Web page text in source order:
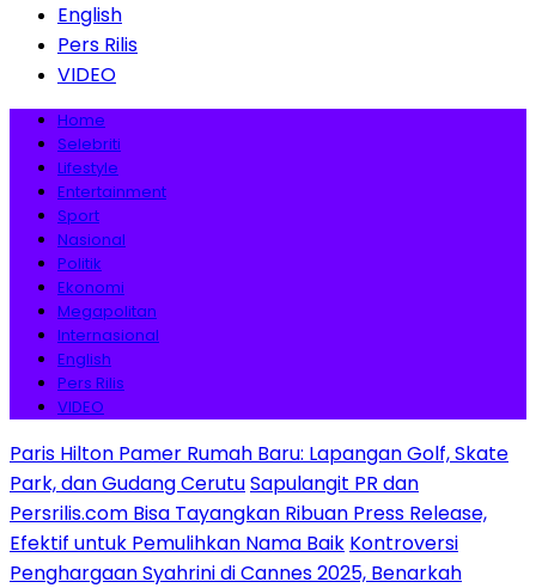
English
Pers Rilis
VIDEO
Home
Selebriti
Lifestyle
Entertainment
Sport
Nasional
Politik
Ekonomi
Megapolitan
Internasional
English
Pers Rilis
VIDEO
Paris Hilton Pamer Rumah Baru: Lapangan Golf, Skate
Park, dan Gudang CerutuSapulangit PR dan
Persrilis.com Bisa Tayangkan Ribuan Press Release,
Efektif untuk Pemulihkan Nama Baik Kontroversi
Penghargaan Syahrini di Cannes 2025, Benarkah